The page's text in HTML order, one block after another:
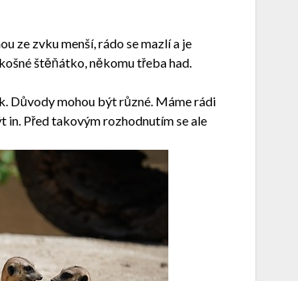
ze zvku menší, rádo se mazlí a je
štěňátko, někomu třeba had.
Důvody mohou být různé. Máme rádi
in. Před takovým rozhodnutím se ale